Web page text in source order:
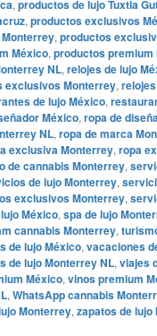
, productos de lujo Tuxtla
, productos exclusivos
, productos
México, productos premium
NL, relojes de lujo
exclusivos Monterrey,
de lujo México,
México, ropa de
NL, ropa de marca
exclusiva Monterrey, ropa
de cannabis Monterrey,
de lujo Monterrey,
exclusivos Monterrey,
México, spa de lujo
cannabis Monterrey,
de lujo México, vacaciones
de lujo Monterrey NL, viajes
México, vinos premium
, WhatsApp cannabis
Monterrey, zapatos de